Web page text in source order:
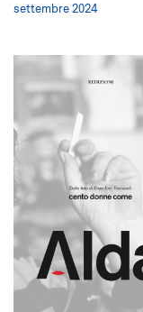
settembre 2024